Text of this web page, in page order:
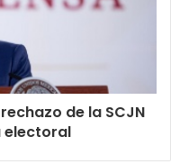
de la SCJN
electoral